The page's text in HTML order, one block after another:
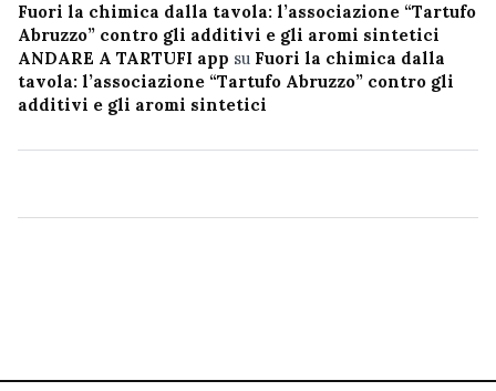
Fuori la chimica dalla tavola: l’associazione “Tartufo
Abruzzo” contro gli additivi e gli aromi sintetici
ANDARE A TARTUFI app su Fuori la chimica dalla
tavola: l’associazione “Tartufo Abruzzo” contro gli
additivi e gli aromi sintetici